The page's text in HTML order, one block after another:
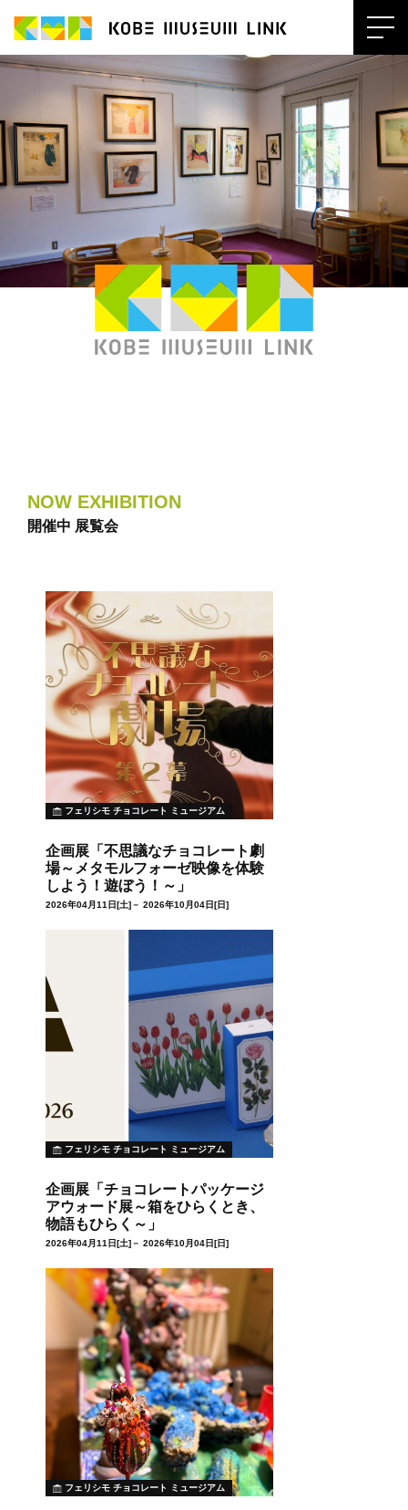
NOW EXHIBITION
開催中 展覧会
フェリシモ チョコレート ミュージアム
企画展「不思議なチョコレート劇
場～メタモルフォーゼ映像を体験
しよう！遊ぼう！～」
2026年04月11日[土]－ 2026年10月04日[日]
フェリシモ チョコレート ミュージアム
企画展「チョコレートパッケージ
アウォード展～箱をひらくとき、
物語もひらく～」
2026年04月11日[土]－ 2026年10月04日[日]
フェリシモ チョコレート ミュージアム